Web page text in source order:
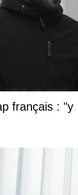
français : "y